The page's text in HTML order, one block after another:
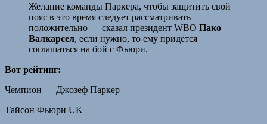
Желание команды Паркера, чтобы защитить свой
пояс в это время следует рассматривать
положительно — сказал президент WBO Пако
Валкарсел, если нужно, то ему придётся
соглашаться на бой с Фьюри.
Вот рейтинг:
Чемпион — Джозеф Паркер
Тайсон Фьюри UK